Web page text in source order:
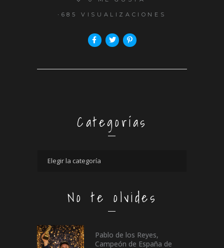
685 VISUALIZACIONES
Categorías
No te olvides
Pablo de los Reyes,
Campeón de España de